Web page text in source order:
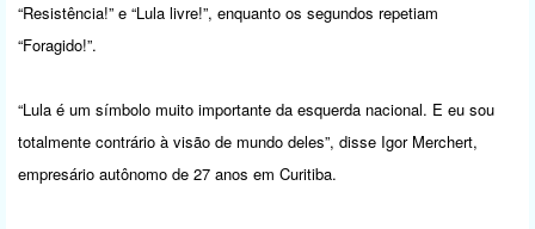
“Resistência!” e “Lula livre!”, enquanto os segundos repetiam
“Foragido!”.
“Lula é um símbolo muito importante da esquerda nacional. E eu sou
totalmente contrário à visão de mundo deles”, disse Igor Merchert,
empresário autônomo de 27 anos em Curitiba.